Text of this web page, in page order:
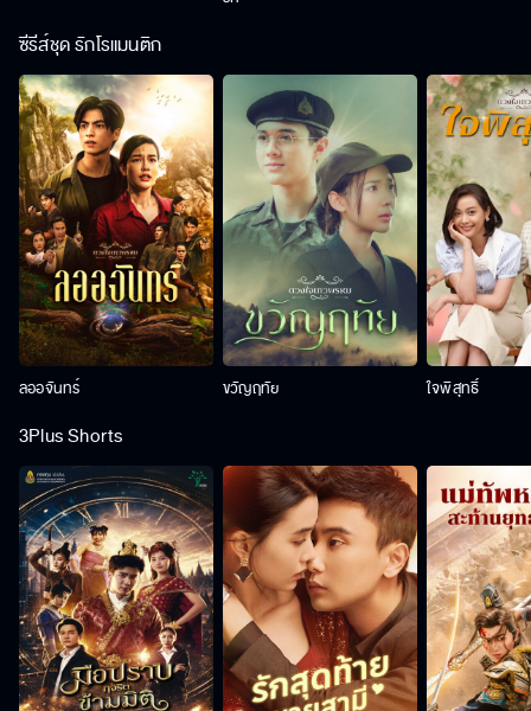
ซีรีส์ชุด รักโรแมนติก
ลออจันทร์ ขวัญฤทัย ใจพิสุทธิ์
3Plus Shorts